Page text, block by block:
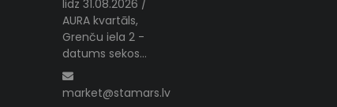
lidz 31.08.2026 /
AURA kvartāls,
Grenču iela 2 -
datums sekos...
market@stamars.lv